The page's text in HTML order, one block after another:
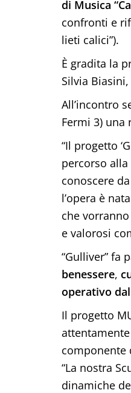
di Musica
confronti e
lieti calici”).
È gradita la
Silvia
All’incontro
Fermi 3) una
“Il progetto
percorso
conoscere
l’opera è
che
e valorosi
“Gulliver” fa
benessere,
operativo
Il progetto
componente
“La nostra
dinamiche